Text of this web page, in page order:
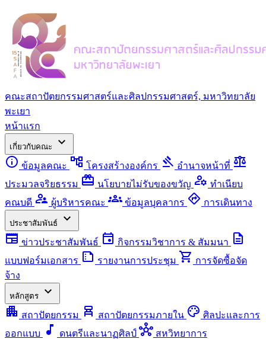
คณะสถาปัตยกรรมศาสตร์และศิลปกรรมศาสตร์, มหาวิทยาลัย
พะเยา
หน้าแรก
เกี่ยวกับคณะ
expand_more
info ข้อมูลคณะ account_tree โครงสร้างองค์กร gavel อำนาจหน้าที่ balance
ประมวลจริยธรรม redeem นโยบายไม่รับของขวัญ manage_accounts ทำเนียบ
คณบดี supervisor_account ผู้บริหารคณะ groups ข้อมูลบุคลากร directions การเดินทาง
ประชาสัมพันธ์
expand_more
newspaper ข่าวประชาสัมพันธ์ event กิจกรรมวิชาการ & สัมมนา description
แบบฟอร์มเอกสาร summarize รายงานการประชุม shopping_cart การจัดซื้อจัด
จ้าง
หลักสูตร
expand_more
apartment สถาปัตยกรรม chair_alt สถาปัตยกรรมภายใน palette ศิลปะและการ
ออกแบบ
music_note ดนตรีและนาฏศิลป์ hub สหวิทยาการ